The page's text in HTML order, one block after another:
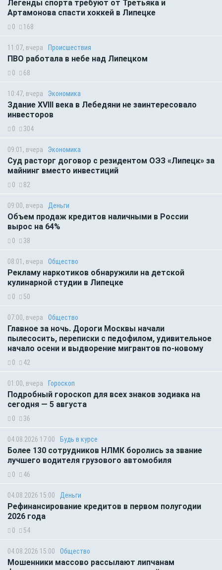
Легенды спорта требуют от Третьяка и
Артамонова спасти хоккей в Липецке
0 168
11:07, вчера Происшествия
ПВО работала в небе над Липецком
0 68
10:47, вчера Экономика
Здание XVIII века в Лебедяни не заинтересовало
инвесторов
0 304
09:01, вчера Экономика
Суд расторг договор с резидентом ОЭЗ «Липецк» за
майнинг вместо инвестиций
0 82
09:00, вчера Деньги
Объем продаж кредитов наличными в России
вырос на 64%
0 38
08:01, вчера Общество
Рекламу наркотиков обнаружили на детской
кулинарной студии в Липецке
0 50
07:00, вчера Общество
Главное за ночь. Дороги Москвы начали
пылесосить, переписки с педофилом, удивительное
начало осени и выдворение мигрантов по-новому
0 42
01:00, вчера Гороскоп
Подробный гороскоп для всех знаков зодиака на
сегодня — 5 августа
0 36
04.08.2026 17:00 Будь в курсе
Более 130 сотрудников НЛМК боролись за звание
лучшего водителя грузового автомобиля
0 46
04.08.2026 15:00 Деньги
Рефинансирование кредитов в первом полугодии
2026 года
0 54
04.08.2026 15:00 Общество
Мошенники массово рассылают липчанам